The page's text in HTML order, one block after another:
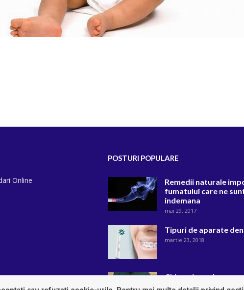
Online
POSTURI POPULARE
Remedii naturale
fumatului care ne
indemana
mai 29, 2017
Tipuri de aparate
martie 23, 2018
Chirurgie orala
octombrie 22, 2018